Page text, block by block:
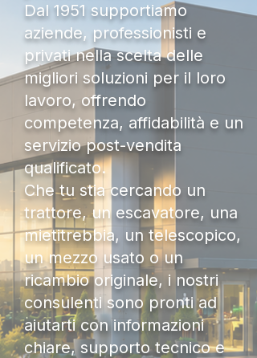
Dal 1951 supportiamo
aziende, professionisti e
privati nella scelta delle
migliori soluzioni per il loro
lavoro, offrendo
competenza, affidabilità e un
servizio post-vendita
qualificato.
Che tu stia cercando un
trattore, un escavatore, una
mietitrebbia, un telescopico,
un mezzo usato o un
ricambio originale, i nostri
consulenti sono pronti ad
aiutarti con informazioni
chiare, supporto tecnico e